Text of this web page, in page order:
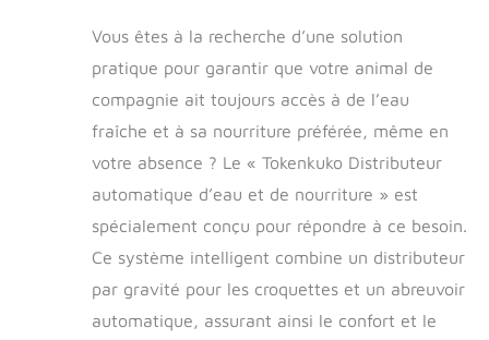
Vous êtes à la recherche d’une solution
pratique pour garantir que votre animal de
compagnie ait toujours accès à de l’eau
fraîche et à sa nourriture préférée, même en
votre absence ? Le « Tokenkuko Distributeur
automatique d’eau et de nourriture » est
spécialement conçu pour répondre à ce besoin.
Ce système intelligent combine un distributeur
par gravité pour les croquettes et un abreuvoir
automatique, assurant ainsi le confort et le